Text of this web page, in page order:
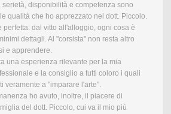
serietà, disponibilità e competenza sono
qualità che ho apprezzato nel dott. Piccolo.
perfetta: dal vitto all'alloggio, ogni cosa è
dettagli. Al "corsista" non resta altro
e apprendere.
una esperienza rilevante per la mia
e la consiglio a tutti coloro i quali
veramente a "imparare l'arte".
ho avuto, inoltre, il piacere di
del dott. Piccolo, cui va il mio più